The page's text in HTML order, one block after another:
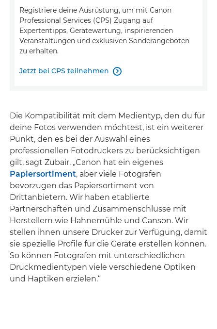
Registriere deine Ausrüstung, um mit Canon
Professional Services (CPS) Zugang auf
Expertentipps, Gerätewartung, inspirierenden
Veranstaltungen und exklusiven Sonderangeboten
zu erhalten.
Jetzt bei CPS teilnehmen 
Die Kompatibilität mit dem Medientyp, den du für
deine Fotos verwenden möchtest, ist ein weiterer
Punkt, den es bei der Auswahl eines
professionellen Fotodruckers zu berücksichtigen
gilt, sagt Zubair. „Canon hat ein eigenes
Papiersortiment, aber viele Fotografen
bevorzugen das Papiersortiment von
Drittanbietern. Wir haben etablierte
Partnerschaften und Zusammenschlüsse mit
Herstellern wie Hahnemühle und Canson. Wir
stellen ihnen unsere Drucker zur Verfügung, damit
sie spezielle Profile für die Geräte erstellen können.
So können Fotografen mit unterschiedlichen
Druckmedientypen viele verschiedene Optiken
und Haptiken erzielen.“